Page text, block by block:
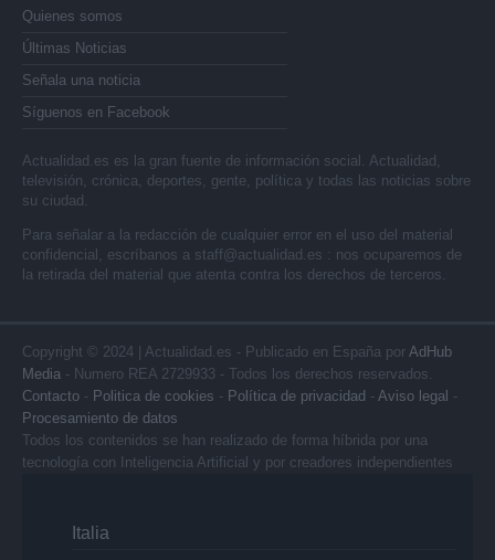
Quienes somos
Últimas Noticias
Señala una noticia
Síguenos en Facebook
Actualidad.es es la gran fuente de información social. Actualidad,
televisión, crónica, deportes, gente, política y todas las noticias sobre
su ciudad.
Para señalar a la redacción de cualquier error en el uso del material
confidencial, escríbanos a staff@actualidad.es : nos ocuparemos de
la retirada del material que atenta contra los derechos de terceros.
Copyright © 2024 | Actualidad.es - Publicado en España por AdHub
Media - Numero REA 2729933 - Todos los derechos reservados.
Contacto - Politica de cookies - Política de privacidad - Aviso legal -
Procesamiento de datos
Todos los contenidos se han realizado de forma híbrida por una
tecnología con Inteligencia Artificial y por creadores independientes
Italia